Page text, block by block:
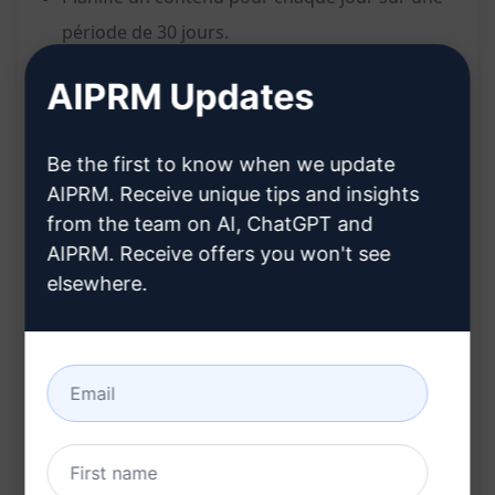
période de 30 jours.
pour maintenir l'engagement des abonnés
Aide à organiser et à planifier le contenu
Instagram de manière efficace et cohérente.
Économise du temps en offrant un calendrier
prêt à publier, évitant ainsi le stress de la
Avantages :
Simplifie le processus de planification du
contenu pour Instagram.
AIPRM Updates
Be the first to know when we update
AIPRM. Receive unique tips and insights
from the team on AI, ChatGPT and
AIPRM. Receive offers you won't see
elsewhere.